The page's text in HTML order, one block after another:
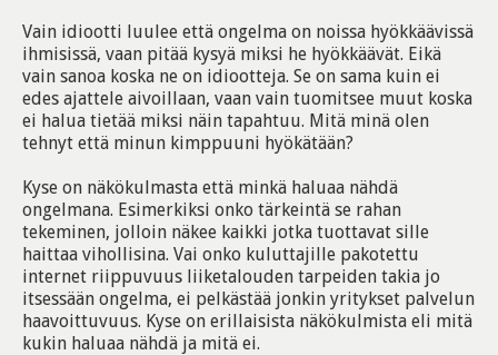
Vain idiootti luulee että ongelma on noissa hyökkäävissä
ihmisissä, vaan pitää kysyä miksi he hyökkäävät. Eikä
vain sanoa koska ne on idiootteja. Se on sama kuin ei
edes ajattele aivoillaan, vaan vain tuomitsee muut koska
ei halua tietää miksi näin tapahtuu. Mitä minä olen
tehnyt että minun kimppuuni hyökätään?
Kyse on näkökulmasta että minkä haluaa nähdä
ongelmana. Esimerkiksi onko tärkeintä se rahan
tekeminen, jolloin näkee kaikki jotka tuottavat sille
haittaa vihollisina. Vai onko kuluttajille pakotettu
internet riippuvuus liiketalouden tarpeiden takia jo
itsessään ongelma, ei pelkästää jonkin yritykset palvelun
haavoittuvuus. Kyse on erillaisista näkökulmista eli mitä
kukin haluaa nähdä ja mitä ei.